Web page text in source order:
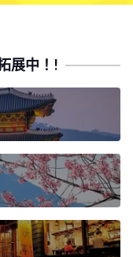
展中！!